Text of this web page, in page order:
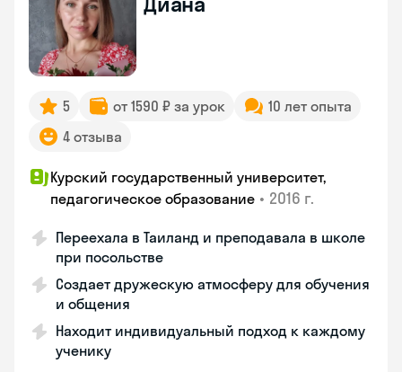
5 от 1590 ₽ за урок
10 лет опыта
4 отзыва
Курский государственный университет,
педагогическое образование • 2016 г.
Переехала в Таиланд и преподавала в школе
при посольстве
Создает дружескую атмосферу для обучения
и общения
Находит индивидуальный подход к каждому
ученику